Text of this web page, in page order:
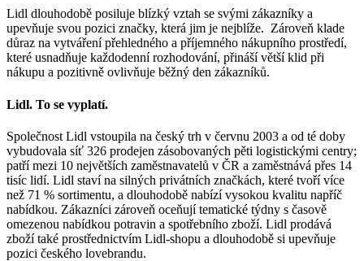
Lidl dlouhodobě posiluje blízký vztah se svými zákazníky a
upevňuje svou pozici značky, která jim je nejblíže. Zároveň klade
důraz na vytváření přehledného a příjemného nákupního prostředí,
které usnadňuje každodenní rozhodování, přináší větší klid při
nákupu a pozitivně ovlivňuje běžný den zákazníků.
Lidl. To se vyplatí.
Společnost Lidl vstoupila na český trh v červnu 2003 a od té doby
vybudovala síť 326 prodejen zásobovaných pěti logistickými centry;
patří mezi 10 největších zaměstnavatelů v ČR a zaměstnává přes 14
tisíc lidí. Lidl staví na silných privátních značkách, které tvoří více
než 71 % sortimentu, a dlouhodobě nabízí vysokou kvalitu napříč
nabídkou. Zákazníci zároveň oceňují tematické týdny s časově
omezenou nabídkou potravin a spotřebního zboží. Lidl prodává
zboží také prostřednictvím Lidl-shopu a dlouhodobě si upevňuje
pozici českého lovebrandu.